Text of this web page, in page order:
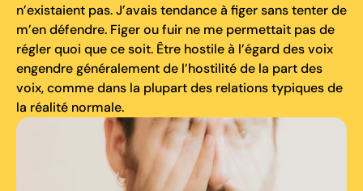
n’existaient pas. J’avais tendance à figer sans tenter de
m’en défendre. Figer ou fuir ne me permettait pas de
régler quoi que ce soit. Être hostile à l’égard des voix
engendre généralement de l’hostilité de la part des
voix, comme dans la plupart des relations typiques de
la réalité normale.